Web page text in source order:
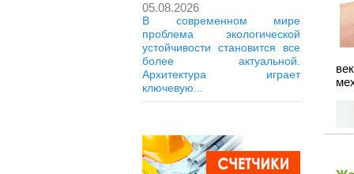
05.08.2026
В современном мире
проблема экологической
устойчивости становится все
более актуальной.
Архитектура играет
ключевую...